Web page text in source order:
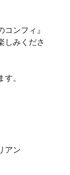
ンフィ』
しみくださ
。
アン